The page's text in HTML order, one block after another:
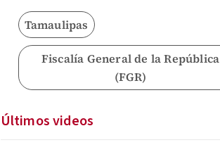
Tamaulipas
Fiscalía General de la República
(FGR)
Últimos videos